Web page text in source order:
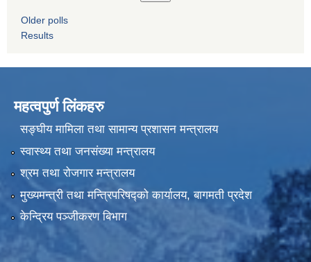
Older polls
Results
महत्वपुर्ण लिंकहरु
सङ्घीय मामिला तथा सामान्य प्रशासन मन्त्रालय
स्वास्थ्य तथा जनसंख्या मन्त्रालय
श्रम तथा रोजगार मन्त्रालय
मुख्यमन्त्री तथा मन्त्रिपरिषद्को कार्यालय, बागमती प्रदेश
केन्द्रिय पञ्जीकरण बिभाग